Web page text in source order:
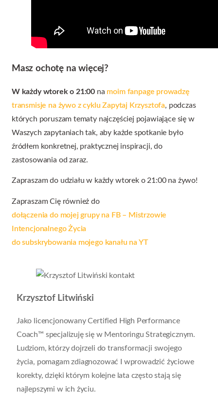
Masz ochotę na więcej?
W każdy wtorek o 21:00 na moim fanpage prowadzę
transmisje na żywo z cyklu Zapytaj Krzysztofa, podczas
których poruszam tematy najczęściej pojawiające się w
Waszych zapytaniach tak, aby każde spotkanie było
źródłem konkretnej, praktycznej inspiracji, do
zastosowania od zaraz.
Zapraszam do udziału w każdy wtorek o 21:00 na żywo!
Zapraszam Cię również do
dołączenia do mojej grupy na FB – Mistrzowie
Intencjonalnego Życia
do subskrybowania mojego kanału na YT
Krzysztof Litwiński
Jako licencjonowany Certified High Performance
Coach™ specjalizuję się w Mentoringu Strategicznym.
Ludziom, którzy dojrzeli do transformacji swojego
życia, pomagam zdiagnozować I wprowadzić życiowe
korekty, dzięki którym kolejne lata często stają się
najlepszymi w ich życiu.